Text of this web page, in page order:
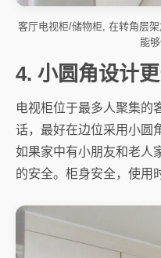
客厅电视柜/储物柜, 在转角层
能
4. 小圆角设计
电视柜位于最多人聚集的
话，最好在边位采用小圆
如果家中有小朋友和老人
的安全。柜身安全，使用